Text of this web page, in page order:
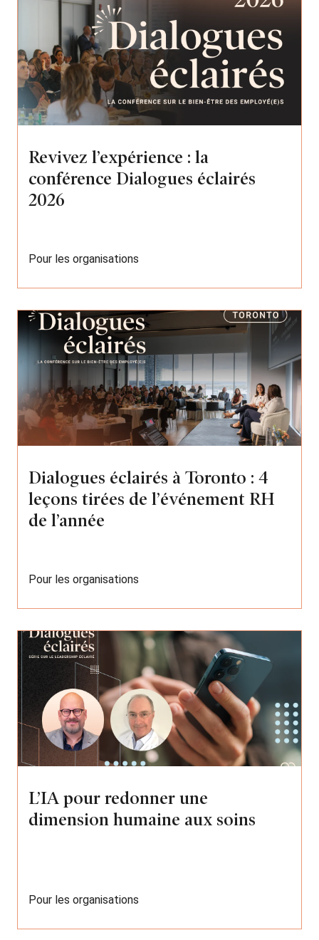
Revivez l’expérience : la
conférence Dialogues éclairés
2026
Pour les organisations
Dialogues éclairés à Toronto : 4
leçons tirées de l’événement RH
de l’année
Pour les organisations
L’IA pour redonner une
dimension humaine aux soins
Pour les organisations